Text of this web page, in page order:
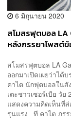
6 มิถุนายน 2020
สโมสรฟุตบอล
หลังภรรยาโพสต์ข้
สโมสรฟุตบอล LA
ออกมาเปิดเผยว่าได้
คาไต นักฟุตบอลในสั
เตะชาวเซอร์เบีย วั
แสดงความคิดเห็นที่ส่
รุนแรง ที คาไต ภรร